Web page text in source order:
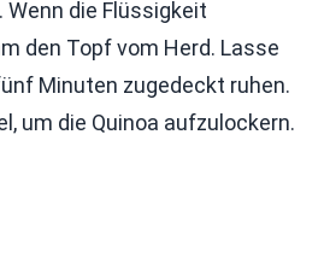
die Flüssigkeit
den Topf vom Herd. Lasse
Minuten zugedeckt ruhen.
um die Quinoa aufzulockern.